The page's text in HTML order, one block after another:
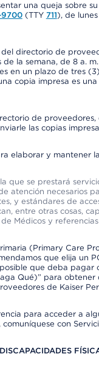
una queja sobre
9700(TTY 711), de
directorio de
de la semana, de 8 a.
en un plazo de tres
copia impresa es
de
las copias
elaborar y mantener
que se prestará
atención necesarios
y estándares de
entre otras cosas,
Médicos y
(Primary Care
que elija un
que deba pagar
Qué)” para obtener
de Kaiser
para acceder a
con